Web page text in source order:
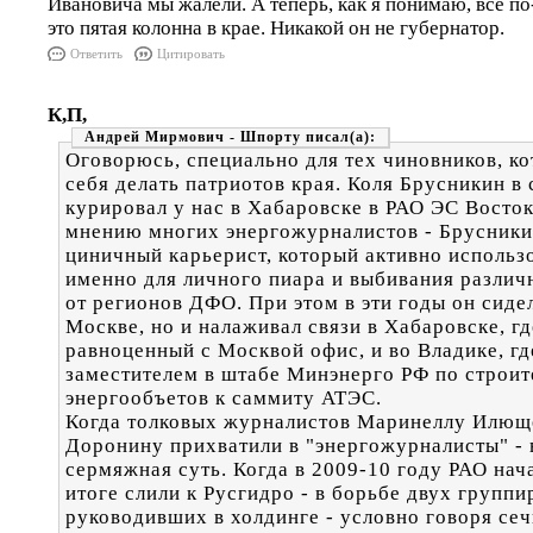
это пятая колонна в крае. Никакой он не губернатор.
Ответить Цитировать
К,П,
Андрей Мирмович - Шпорту
Оговорюсь, специально для тех чиновников,
себя делать патриотов края. Коля Брусникин в
курировал у нас в Хабаровске в РАО ЭС
мнению многих энергожурналистов -
циничный карьерист, который активно
именно для личного пиара и выбивания
от регионов ДФО. При этом в эти годы он
Москве, но и налаживал связи в Хабаровске,
равноценный с Москвой офис, и во Владике,
заместителем в штабе Минэнерго РФ по
энергообъетов к саммиту АТЭС.
Когда толковых журналистов Маринеллу
Доронину прихватили в "энергожурналисты" -
сермяжная суть. Когда в 2009-10 году РАО
итоге слили к Русгидро - в борьбе двух
руководивших в холдинге - условно говоря